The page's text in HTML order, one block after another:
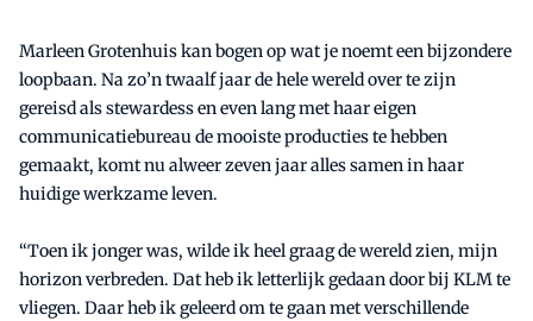
Marleen Grotenhuis kan bogen op wat je noemt een bijzondere
loopbaan. Na zo’n twaalf jaar de hele wereld over te zijn
gereisd als stewardess en even lang met haar eigen
communicatiebureau de mooiste producties te hebben
gemaakt, komt nu alweer zeven jaar alles samen in haar
huidige werkzame leven.
“Toen ik jonger was, wilde ik heel graag de wereld zien, mijn
horizon verbreden. Dat heb ik letterlijk gedaan door bij KLM te
vliegen. Daar heb ik geleerd om te gaan met verschillende